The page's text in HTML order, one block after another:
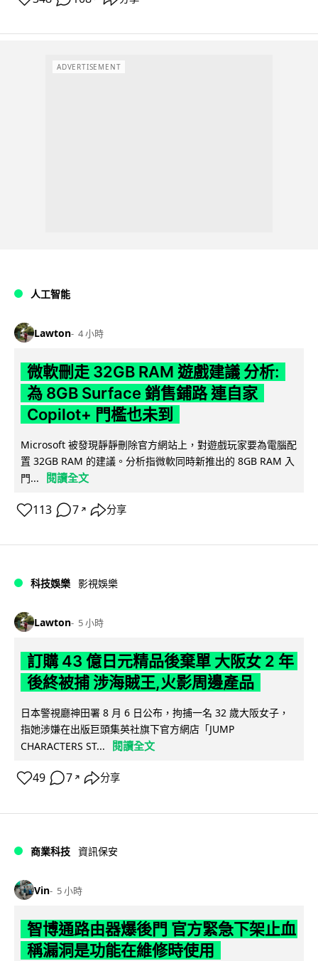
ADVERTISEMENT
人工智能
Lawton 4 小時
微軟刪走 32GB RAM 遊戲建議 分析:
為 8GB Surface 銷售鋪路 連自家
Copilot+ 門檻也未到
Microsoft 被發現靜靜刪除官方網站上，對遊戲玩家要為電腦配
置 32GB RAM 的建議。分析指微軟同時新推出的 8GB RAM 入
門...
閱讀全文
113 7 ↗ 分享
科技娛樂 影視娛樂
Lawton 5 小時
訂購 43 億日元精品後棄單 大阪女 2 年
後終被捕 涉海賊王,火影周邊產品
日本警視廳神田署 8 月 6 日公布，拘捕一名 32 歲大阪女子，
指她涉嫌在出版巨頭集英社旗下官方網店「JUMP
CHARACTERS ST...
閱讀全文
49 7 ↗ 分享
商業科技 資訊保安
Vin 5 小時
智博通路由器爆後門 官方緊急下架止血
稱漏洞是功能在維修時使用